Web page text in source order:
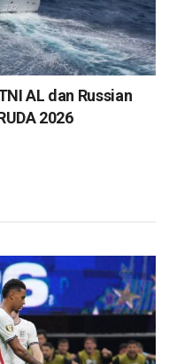
AL dan Russian
2026